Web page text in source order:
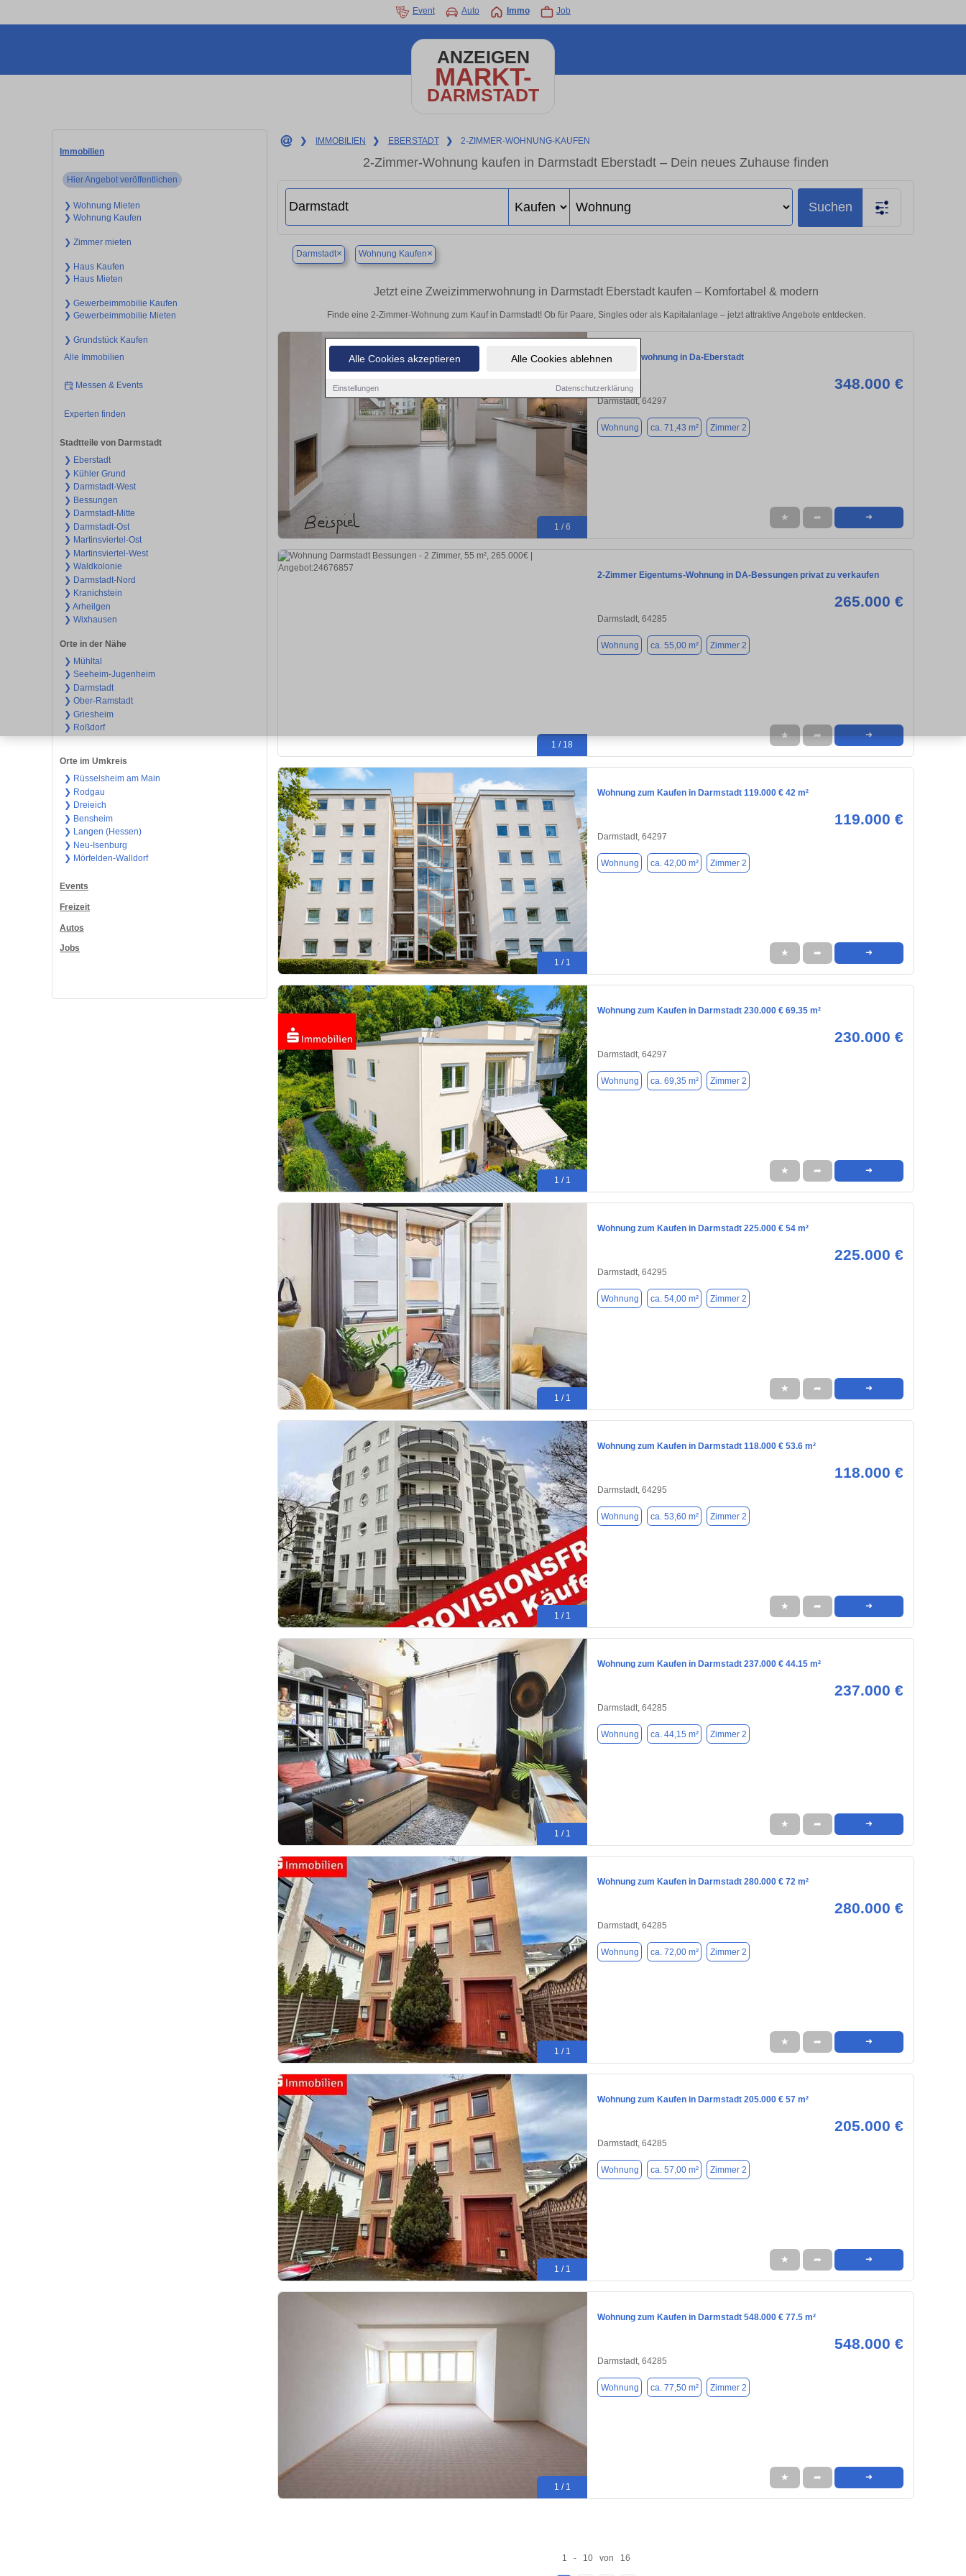
Alle Cookies akzeptieren Alle Cookies ablehnen
Einstellungen Datenschutzerklärung
Event Auto Immo Job
ANZEIGEN
MARKT-
DARMSTADT
Immobilien
Hier Angebot veröffentlichen
❯ Wohnung Mieten
❯ Wohnung Kaufen
❯ Zimmer mieten
❯ Haus Kaufen
❯ Haus Mieten
❯ Gewerbeimmobilie Kaufen
❯ Gewerbeimmobilie Mieten
❯ Grundstück Kaufen
Alle Immobilien
Messen & Events
Experten finden
Stadtteile von Darmstadt
❯ Eberstadt
❯ Kühler Grund
❯ Darmstadt-West
❯ Bessungen
❯ Darmstadt-Mitte
❯ Darmstadt-Ost
❯ Martinsviertel-Ost
❯ Martinsviertel-West
❯ Waldkolonie
❯ Darmstadt-Nord
❯ Kranichstein
❯ Arheilgen
❯ Wixhausen
Orte in der Nähe
❯ Mühltal
❯ Seeheim-Jugenheim
❯ Darmstadt
❯ Ober-Ramstadt
❯ Griesheim
❯ Roßdorf
Orte im Umkreis
❯ Rüsselsheim am Main
❯ Rodgau
❯ Dreieich
❯ Bensheim
❯ Langen (Hessen)
❯ Neu-Isenburg
❯ Mörfelden-Walldorf
Events
Freizeit
Autos
Jobs
❯ IMMOBILIEN ❯ EBERSTADT ❯ 2-ZIMMER-WOHNUNG-KAUFEN
2-Zimmer-Wohnung kaufen in Darmstadt Eberstadt – Dein neues Zuhause finden
Suchen
Darmstadt× Wohnung Kaufen×
Jetzt eine Zweizimmerwohnung in Darmstadt Eberstadt kaufen – Komfortabel & modern
Finde eine 2-Zimmer-Wohnung zum Kauf in Darmstadt! Ob für Paare, Singles oder als Kapitalanlage – jetzt attraktive Angebote entdecken.
1 / 6
Eigentumswohnung in Da-Eberstadt
348.000 €
Darmstadt, 64297
Wohnung ca. 71,43 m² Zimmer 2
★ ➦ ➜
1 / 18
2-Zimmer Eigentums-Wohnung in DA-Bessungen privat zu verkaufen
265.000 €
Darmstadt, 64285
Wohnung ca. 55,00 m² Zimmer 2
★ ➦ ➜
1 / 1
Wohnung zum Kaufen in Darmstadt 119.000 € 42 m²
119.000 €
Darmstadt, 64297
Wohnung ca. 42,00 m² Zimmer 2
★ ➦ ➜
1 / 1
Wohnung zum Kaufen in Darmstadt 230.000 € 69.35 m²
230.000 €
Darmstadt, 64297
Wohnung ca. 69,35 m² Zimmer 2
★ ➦ ➜
1 / 1
Wohnung zum Kaufen in Darmstadt 225.000 € 54 m²
225.000 €
Darmstadt, 64295
Wohnung ca. 54,00 m² Zimmer 2
★ ➦ ➜
1 / 1
Wohnung zum Kaufen in Darmstadt 118.000 € 53.6 m²
118.000 €
Darmstadt, 64295
Wohnung ca. 53,60 m² Zimmer 2
★ ➦ ➜
1 / 1
Wohnung zum Kaufen in Darmstadt 237.000 € 44.15 m²
237.000 €
Darmstadt, 64285
Wohnung ca. 44,15 m² Zimmer 2
★ ➦ ➜
1 / 1
Wohnung zum Kaufen in Darmstadt 280.000 € 72 m²
280.000 €
Darmstadt, 64285
Wohnung ca. 72,00 m² Zimmer 2
★ ➦ ➜
1 / 1
Wohnung zum Kaufen in Darmstadt 205.000 € 57 m²
205.000 €
Darmstadt, 64285
Wohnung ca. 57,00 m² Zimmer 2
★ ➦ ➜
1 / 1
Wohnung zum Kaufen in Darmstadt 548.000 € 77.5 m²
548.000 €
Darmstadt, 64285
Wohnung ca. 77,50 m² Zimmer 2
★ ➦ ➜
1 - 10 von 16